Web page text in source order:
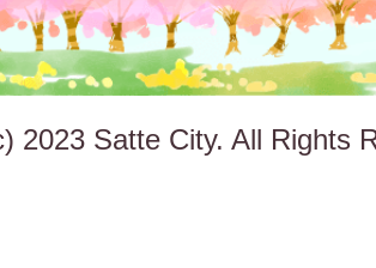
2023 Satte City. All Rights